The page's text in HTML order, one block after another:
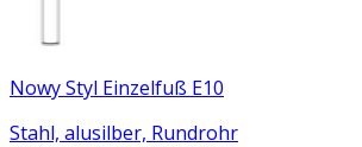
Nowy Styl Einzelfuß E10
Stahl, alusilber, Rundrohr